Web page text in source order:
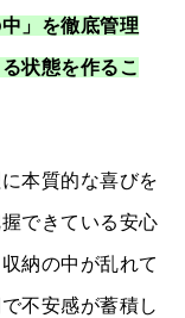
」を徹底管理
状態を作るこ
本質的な喜びを
できている安心
納の中が乱れて
不安感が蓄積し